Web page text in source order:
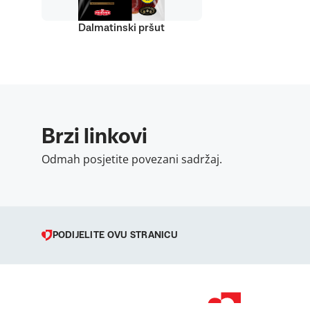
Dalmatinski pršut
Brzi linkovi
Odmah posjetite povezani sadržaj.
PODIJELITE OVU STRANICU